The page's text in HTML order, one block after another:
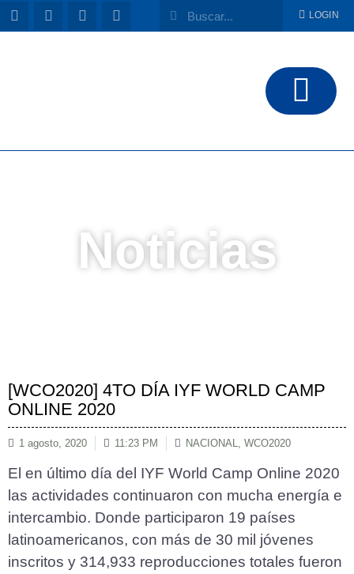
LOGIN
Noticias
[WCO2020] 4TO DÍA IYF WORLD CAMP
ONLINE 2020
1 agosto, 2020 11:23 PM NACIONAL, WCO2020
El en último día del IYF World Camp Online 2020
las actividades continuaron con mucha energía e
intercambio. Donde participaron 19 países
latinoamericanos, con más de 30 mil jóvenes
inscritos y 314,933 reproducciones totales fueron